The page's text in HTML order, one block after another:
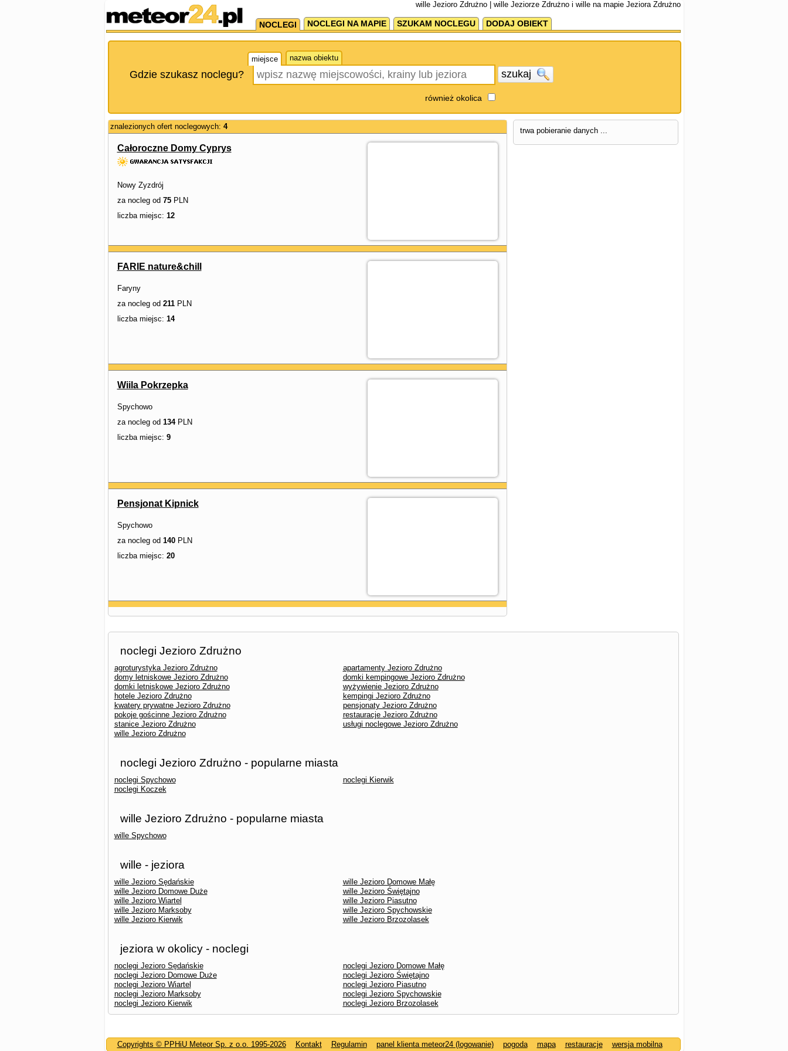
wille Jezioro Zdrużno | wille Jeziorze Zdrużno i wille na mapie Jeziora Zdrużno
NOCLEGI NOCLEGI NA MAPIE SZUKAM NOCLEGU DODAJ OBIEKT
miejsce nazwa obiektu
Gdzie szukasz noclegu? szukaj
również okolica
znalezionych ofert noclegowych: 4
Całoroczne Domy Cyprys
Nowy Zyzdrój
za nocleg od 75PLN
liczba miejsc: 12
FARIE nature&chill
Faryny
za nocleg od 211PLN
liczba miejsc: 14
Wiila Pokrzepka
Spychowo
za nocleg od 134PLN
liczba miejsc: 9
Pensjonat Kipnick
Spychowo
za nocleg od 140PLN
liczba miejsc: 20
trwa pobieranie danych ...
noclegi Jezioro Zdrużno
agroturystyka Jezioro Zdrużno
apartamenty Jezioro Zdrużno
domy letniskowe Jezioro Zdrużno
domki kempingowe Jezioro Zdrużno
domki letniskowe Jezioro Zdrużno
wyżywienie Jezioro Zdrużno
hotele Jezioro Zdrużno
kempingi Jezioro Zdrużno
kwatery prywatne Jezioro Zdrużno
pensjonaty Jezioro Zdrużno
pokoje gościnne Jezioro Zdrużno
restauracje Jezioro Zdrużno
stanice Jezioro Zdrużno
usługi noclegowe Jezioro Zdrużno
wille Jezioro Zdrużno
noclegi Jezioro Zdrużno - popularne miasta
noclegi Spychowo
noclegi Kierwik
noclegi Koczek
wille Jezioro Zdrużno - popularne miasta
wille Spychowo
wille - jeziora
wille Jezioro Sędańskie
wille Jezioro Domowe Małę
wille Jezioro Domowe Duże
wille Jezioro Świętajno
wille Jezioro Wiartel
wille Jezioro Piasutno
wille Jezioro Marksoby
wille Jezioro Spychowskie
wille Jezioro Kierwik
wille Jezioro Brzozolasek
jeziora w okolicy - noclegi
noclegi Jezioro Sędańskie
noclegi Jezioro Domowe Małę
noclegi Jezioro Domowe Duże
noclegi Jezioro Świętajno
noclegi Jezioro Wiartel
noclegi Jezioro Piasutno
noclegi Jezioro Marksoby
noclegi Jezioro Spychowskie
noclegi Jezioro Kierwik
noclegi Jezioro Brzozolasek
Copyrights © PPHiU Meteor Sp. z o.o. 1995-2026 Kontakt Regulamin panel klienta meteor24 (logowanie) pogoda mapa restauracje wersja mobilna